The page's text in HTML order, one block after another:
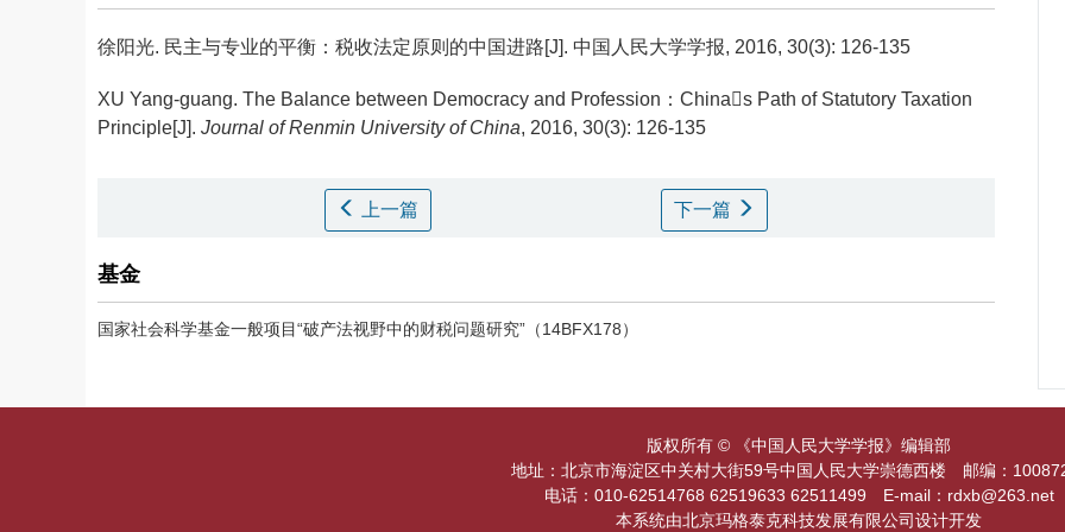
徐阳光. 民主与专业的平衡：税收法定原则的中国进路[J]. 中国人民大学学报, 2016, 30(3): 126-135
XU Yang-guang. The Balance between Democracy and Profession：Chinas Path of Statutory Taxation
Principle[J]. Journal of Renmin University of China, 2016, 30(3): 126-135
上一篇 下一篇
基金
国家社会科学基金一般项目“破产法视野中的财税问题研究”（14BFX178）
版权所有 © 《中国人民大学学报》编辑部
地址：北京市海淀区中关村大街59号中国人民大学崇德西楼 邮编：
电话：010-62514768 62519633 62511499 E-mail：rdxb@263.net
本系统由北京玛格泰克科技发展有限公司设计开发